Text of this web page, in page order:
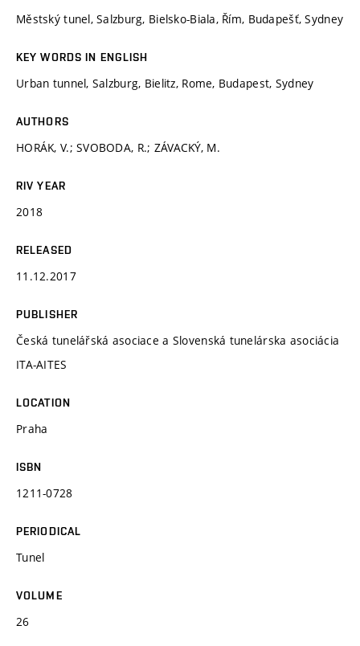
Městský tunel, Salzburg, Bielsko-Biala, Řím, Budapešť, Sydney
KEY WORDS IN ENGLISH
Urban tunnel, Salzburg, Bielitz, Rome, Budapest, Sydney
AUTHORS
HORÁK, V.; SVOBODA, R.; ZÁVACKÝ, M.
RIV YEAR
2018
RELEASED
11.12.2017
PUBLISHER
Česká tunelářská asociace a Slovenská tunelárska asociácia
ITA-AITES
LOCATION
Praha
ISBN
1211-0728
PERIODICAL
Tunel
VOLUME
26